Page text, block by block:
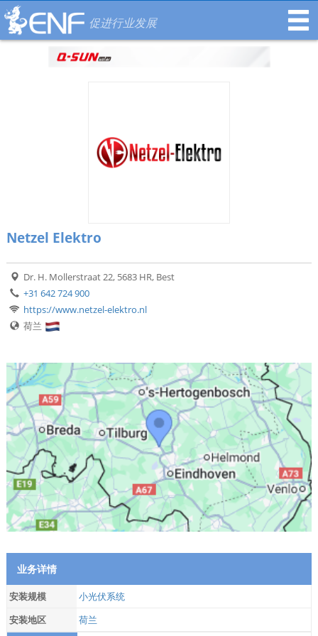
促进行业发展
Netzel Elektro
Dr. H. Mollerstraat 22, 5683 HR, Best
+31 642 724 900
https://www.netzel-elektro.nl
荷兰
业务详情
安装规模
小光伏系统
安装地区
荷兰